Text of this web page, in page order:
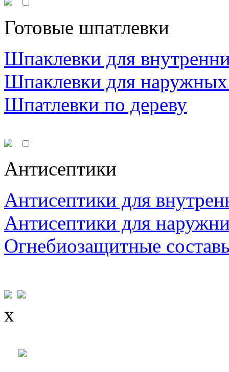
Готовые шпатлевки
Шпаклевки для
Шпаклевки для наружных
Шпатлевки по дереву
Антисептики
Антисептики для
Антисептики для
Огнебиозащитные
x